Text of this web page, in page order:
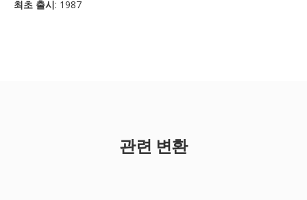
최초 출시: 1987
관련 변환